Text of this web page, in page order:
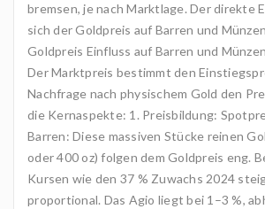
bremsen, je nach Marktlage. Der direkte
sich der Goldpreis auf Barren und
Goldpreis Einfluss auf Barren und
Der Marktpreis bestimmt den
Nachfrage nach physischem Gold den
die Kernaspekte: 1. Preisbildung:
Barren: Diese massiven Stücke reinen
oder 400 oz) folgen dem Goldpreis eng.
Kursen wie den 37 % Zuwachs 2024
proportional. Das Agio liegt bei 1–3 %,